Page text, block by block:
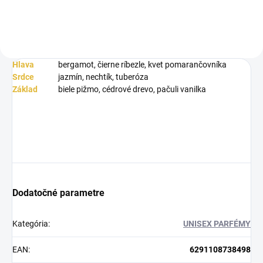
Hlava
bergamot, čierne ríbezle, kvet pomarančovníka
Srdce
jazmín, nechtík, tuberóza
Základ
biele pižmo, cédrové drevo, pačuli vanilka
Dodatočné parametre
Kategória: UNISEX PARFÉMY
EAN: 6291108738498